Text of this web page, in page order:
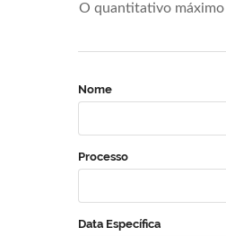
O quantitativo máximo
Nome
Processo
Data Específica